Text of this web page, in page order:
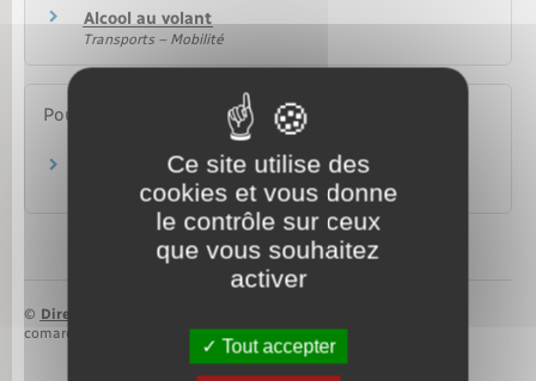
Alcool au volant
Transports – Mobilité
Pour en savoir plus
Alcool : cadre légal
Ministère chargé de la santé
© Direction de l’information légale et administrative
comarquage developpé parbaseo.io
Ce site utilise des
cookies et vous donne
le contrôle sur ceux
que vous souhaitez
activer
Tout accepter